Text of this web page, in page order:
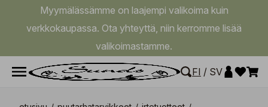
Myymälässämme on laajempi valikoima kuin
verkkokaupassa. Ota yhteyttä, niin kerromme lisää
valikoimastamme.
FI / SV